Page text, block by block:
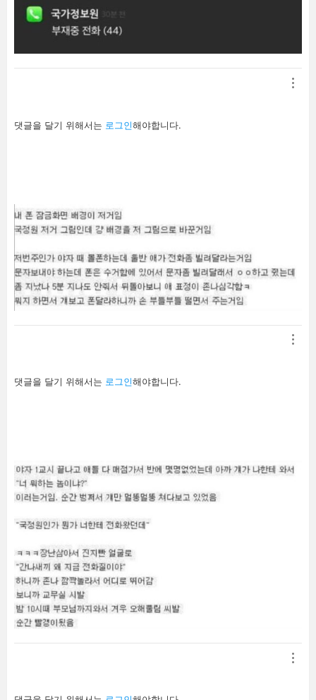
답
글
댓글을 달기 위해서는 로그인해야합니다.
답
글
댓글을 달기 위해서는 로그인해야합니다.
답